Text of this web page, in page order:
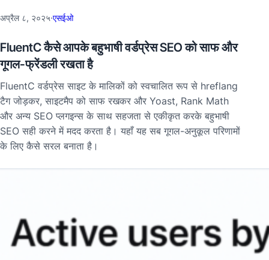
अप्रैल ८, २०२५·एसईओ
FluentC कैसे आपके बहुभाषी वर्डप्रेस SEO को साफ और
गूगल-फ्रेंडली रखता है
FluentC वर्डप्रेस साइट के मालिकों को स्वचालित रूप से hreflang
टैग जोड़कर, साइटमैप को साफ रखकर और Yoast, Rank Math
और अन्य SEO प्लगइन्स के साथ सहजता से एकीकृत करके बहुभाषी
SEO सही करने में मदद करता है। यहाँ यह सब गूगल-अनुकूल परिणामों
के लिए कैसे सरल बनाता है।